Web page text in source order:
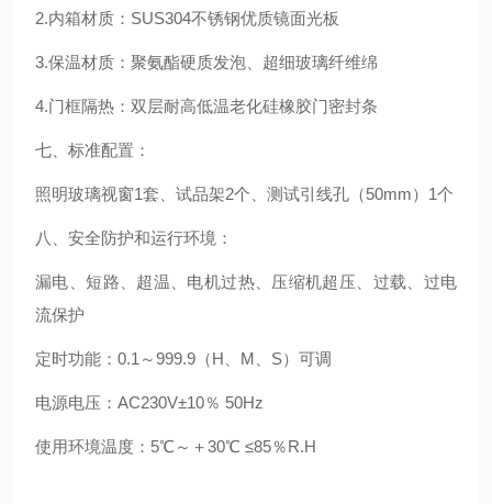
2.内箱材质：SUS304不锈钢优质镜面光板
3.保温材质：聚氨酯硬质发泡、超细玻璃纤维绵
4.门框隔热：双层耐高低温老化硅橡胶门密封条
七、标准配置：
照明玻璃视窗1套、试品架2个、测试引线孔（50mm）1个
八、安全防护和运行环境：
漏电、短路、超温、电机过热、压缩机超压、过载、过电
流保护
定时功能：0.1～999.9（H、M、S）可调
电源电压：AC230V±10％ 50Hz
使用环境温度：5℃～＋30℃ ≤85％R.H